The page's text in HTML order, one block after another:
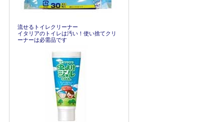
流せるトイレクリーナー
イタリアのトイレは汚い！使い捨てクリ
ーナーは必需品です